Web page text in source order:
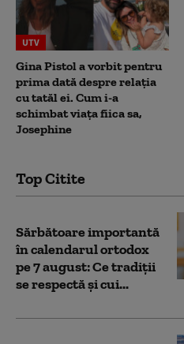
UTV
Gina Pistol a vorbit pentru
prima dată despre relația
cu tatăl ei. Cum i-a
schimbat viața fiica sa,
Josephine
Top Citite
Sărbătoare importantă
în calendarul ortodox
pe 7 august: Ce tradiții
se respectă și cui...